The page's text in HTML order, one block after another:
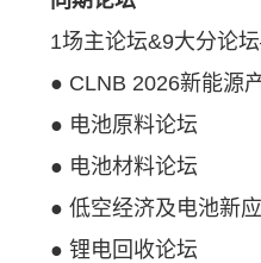
1场主论坛&9大分论
● CLNB 2026新能源
● 电池原料论坛
● 电池材料论坛
● 低空经济及电池新
● 锂电回收论坛